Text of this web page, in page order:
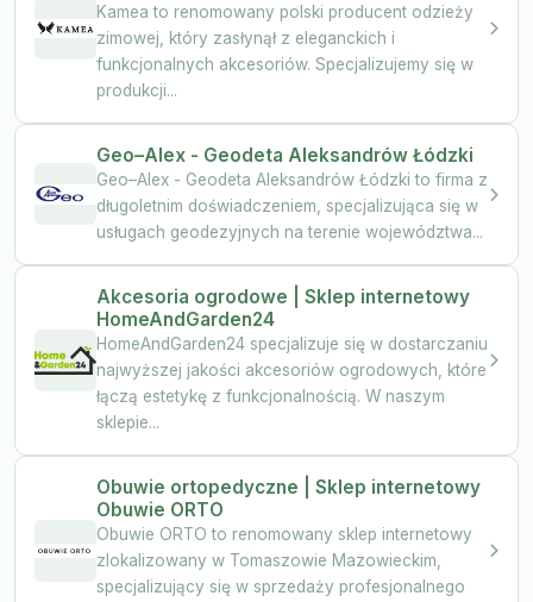
Kamea to renomowany polski producent odzieży
zimowej, który zasłynął z eleganckich i
funkcjonalnych akcesoriów. Specjalizujemy się w
produkcji...
Geo–Alex - Geodeta Aleksandrów Łódzki
Geo–Alex - Geodeta Aleksandrów Łódzki to firma z
długoletnim doświadczeniem, specjalizująca się w
usługach geodezyjnych na terenie województwa...
Akcesoria ogrodowe | Sklep internetowy
HomeAndGarden24
HomeAndGarden24 specjalizuje się w dostarczaniu
najwyższej jakości akcesoriów ogrodowych, które
łączą estetykę z funkcjonalnością. W naszym
sklepie...
Obuwie ortopedyczne | Sklep internetowy
Obuwie ORTO
Obuwie ORTO to renomowany sklep internetowy
zlokalizowany w Tomaszowie Mazowieckim,
specjalizujący się w sprzedaży profesjonalnego